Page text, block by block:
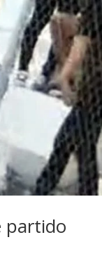
partido